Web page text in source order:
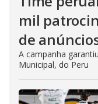
mil
de
A campanha
Municipal, do Peru